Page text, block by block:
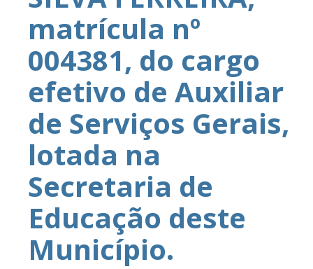
matrícula nº
004381, do cargo
efetivo de Auxiliar
de Serviços Gerais,
lotada na
Secretaria de
Educação deste
Município.